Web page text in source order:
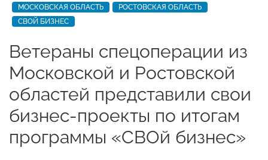
МОСКОВСКАЯ ОБЛАСТЬ
РОСТОВСКАЯ ОБЛАСТЬ
СВОЙ БИЗНЕС
Ветераны спецоперации из
Московской и Ростовской
областей представили свои
бизнес-проекты по итогам
программы «СВОй бизнес»